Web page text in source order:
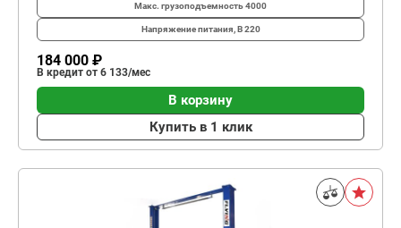
Макс. грузоподъемность4000
Напряжение питания, В220
184 000 ₽
В кредит от 6 133/мес
В корзину
Купить в 1 клик